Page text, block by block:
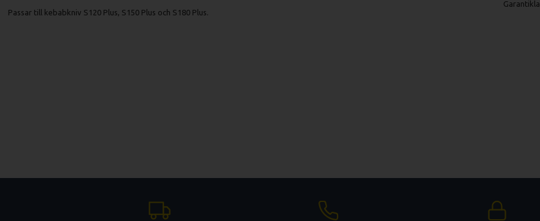
Passar till kebabkniv S120 Plus, S150 Plus och S180 Plus.